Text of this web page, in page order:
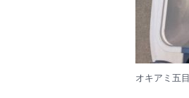
オキアミ五目